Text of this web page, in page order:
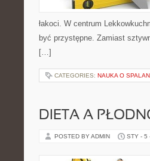
łakoci. W centrum
być przystępne. Zamiast
[…]
CATEGORIES: NAUKA O
DIETA A
POSTED BY ADMIN STY - 5